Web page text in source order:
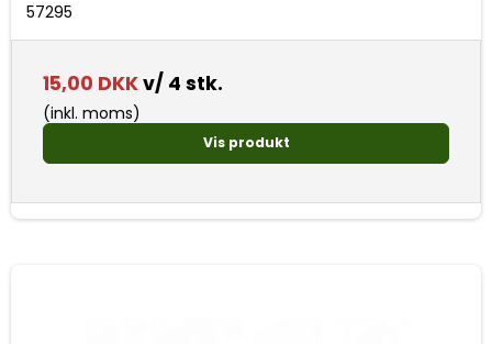
57295
15,00 DKKv/ 4 stk.
(inkl. moms)
Vis produkt